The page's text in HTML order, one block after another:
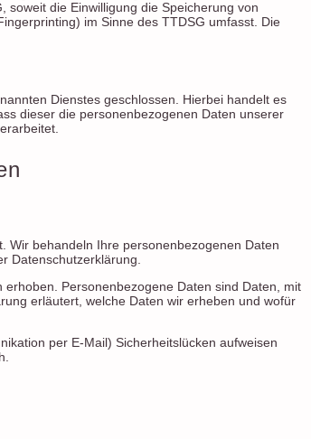
soweit die Einwilligung die Speicherung von
im Sinne des TTDSG umfasst. Die
Dienstes geschlossen. Hierbei handelt es
dieser die personenbezogenen Daten unserer
Wir behandeln Ihre personenbezogenen Daten
Datenschutzerklärung.
Personenbezogene Daten sind Daten, mit
erläutert, welche Daten wir erheben und wofür
per E-Mail) Sicherheitslücken aufweisen